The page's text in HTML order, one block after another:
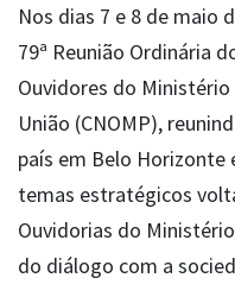
Nos dias 7 e 8 de maio
79ª Reunião Ordinária
Ouvidores do
União (CNOMP),
país em Belo Horizonte
temas estratégicos
Ouvidorias do
do diálogo com a